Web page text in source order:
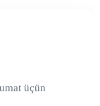
üçün